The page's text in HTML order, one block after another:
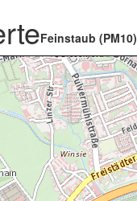
Feinstaub (PM10)